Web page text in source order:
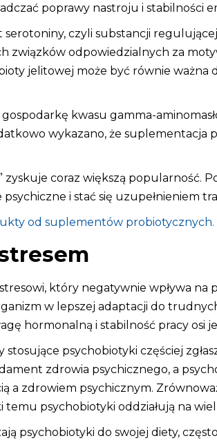
poprawy nastroju i stabilności
czyli substancji
związków odpowiedzialnych za
jelitowej może być równie
kwasu gamma-
wykazano, że
zyskuje coraz większą popularność.
i stać się uzupełnieniem
od suplementów probiotycznych.
który negatywnie wpływa
w lepszej adaptacji do
hormonalną i stabilność pracy osi
psychobiotyki częściej
zdrowia psychicznego, a
a zdrowiem psychicznym.
psychobiotyki oddziałują na
psychobiotyki do swojej diety,